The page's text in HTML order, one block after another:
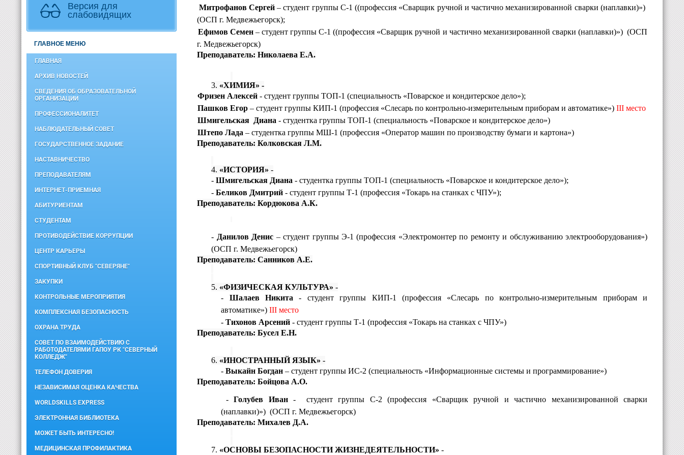
Версия для
слабовидящих
ГЛАВНОЕ МЕНЮ
ГЛАВНАЯ
АРХИВ НОВОСТЕЙ
СВЕДЕНИЯ ОБ ОБРАЗОВАТЕЛЬНОЙ
ОРГАНИЗАЦИИ
ПРОФЕССИОНАЛИТЕТ
НАБЛЮДАТЕЛЬНЫЙ СОВЕТ
ГОСУДАРСТВЕННОЕ ЗАДАНИЕ
НАСТАВНИЧЕСТВО
ПРЕПОДАВАТЕЛЯМ
ИНТЕРНЕТ-ПРИЕМНАЯ
АБИТУРИЕНТАМ
СТУДЕНТАМ
ПРОТИВОДЕЙСТВИЕ КОРРУПЦИИ
ЦЕНТР КАРЬЕРЫ
СПОРТИВНЫЙ КЛУБ "СЕВЕРЯНЕ"
ЗАКУПКИ
КОНТРОЛЬНЫЕ МЕРОПРИЯТИЯ
КОМПЛЕКСНАЯ БЕЗОПАСНОСТЬ
ОХРАНА ТРУДА
СОВЕТ ПО ВЗАИМОДЕЙСТВИЮ С
РАБОТОДАТЕЛЯМИ ГАПОУ РК "СЕВЕРНЫЙ
КОЛЛЕДЖ"
ТЕЛЕФОН ДОВЕРИЯ
НЕЗАВИСИМАЯ ОЦЕНКА КАЧЕСТВА
WORLDSKILLS EXPRESS
ЭЛЕКТРОННАЯ БИБЛИОТЕКА
МОЖЕТ БЫТЬ ИНТЕРЕСНО!
МЕДИЦИНСКАЯ ПРОФИЛАКТИКА
Митрофанов Сергей– студент группы С-1 ((профессия «Сварщик ручной и частично механизированной сварки (наплавки)»)
(ОСП г. Медвежьегорск);
Ефимов Семен– студент группы С-1 ((профессия «Сварщик ручной и частично механизированной сварки (наплавки)») (ОСП
г. Медвежьегорск)
Преподаватель: Николаева Е.А.
3. «ХИМИЯ» -
Фризен Алексей - студент группы ТОП-1 (специальность «Поварское и кондитерское дело»);
Пашков Егор – студент группы КИП-1 (профессия «Слесарь по контрольно-измерительным приборам и автоматике») III место
Шмигельская Диана - студентка группы ТОП-1 (специальность «Поварское и кондитерское дело»)
Штепо Лада – студентка группы МШ-1 (профессия «Оператор машин по производству бумаги и картона»)
Преподаватель: Колковская Л.М.
4. «ИСТОРИЯ» -
-Шмигельская Диана - студентка группы ТОП-1 (специальность «Поварское и кондитерское дело»);
-Беликов Дмитрий - студент группы Т-1 (профессия «Токарь на станках с ЧПУ»);
Преподаватель: Кордюкова А.К.
- Данилов Денис – студент группы Э-1 (профессия «Электромонтер по ремонту и обслуживанию электрооборудования»)
(ОСП г. Медвежьегорск)
Преподаватель: Санников А.Е.
5. «ФИЗИЧЕСКАЯ КУЛЬТУРА» -
- Шалаев Никита - студент группы КИП-1 (профессия «Слесарь по контрольно-измерительным приборам и
автоматике»)III место
-Тихонов Арсений - студент группы Т-1 (профессия «Токарь на станках с ЧПУ»)
Преподаватель: Бусел Е.Н.
6. «ИНОСТРАННЫЙ ЯЗЫК» -
-Выкайн Богдан – студент группы ИС-2 (специальность «Информационные системы и программирование»)
Преподаватель: Бойцова А.О.
-Голубев Иван-
студент группы С-2 (профессия «Сварщик ручной и частично механизированной сварки
(наплавки)») (ОСП г. Медвежьегорск)
Преподаватель: Михалев Д.А.
7. «ОСНОВЫ БЕЗОПАСНОСТИ ЖИЗНЕДЕЯТЕЛЬНОСТИ» -